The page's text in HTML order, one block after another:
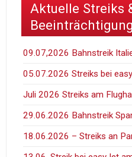
Aktuelle Streiks
09.07,2026 Bahnstreik
05.07.2026 Streiks bei
Juli 2026 Streiks am
29.06.2026 Bahnstreik
18.06.2026 – Streiks an